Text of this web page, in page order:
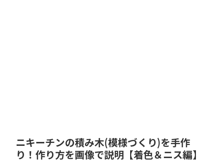
ニキーチンの積み木(模様づくり)を手作
り！作り方を画像で説明【着色＆ニス編】